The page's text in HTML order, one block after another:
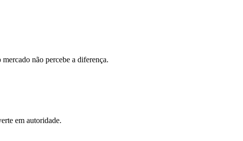
não percebe a diferença.
em autoridade.